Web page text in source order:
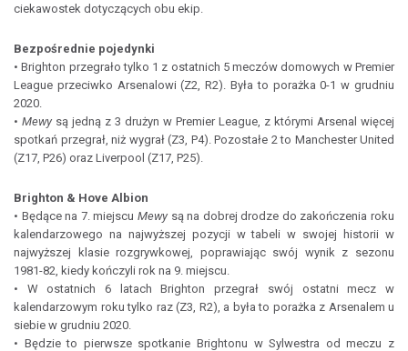
ciekawostek dotyczących obu ekip.
Bezpośrednie pojedynki
• Brighton przegrało tylko 1 z ostatnich 5 meczów domowych w Premier
League przeciwko Arsenalowi (Z2, R2). Była to porażka 0-1 w grudniu
2020.
• Mewysą jedną z 3 drużyn w Premier League, z którymi Arsenal więcej
spotkań przegrał, niż wygrał (Z3, P4). Pozostałe 2 to Manchester United
(Z17, P26) oraz Liverpool (Z17, P25).
Brighton & Hove Albion
• Będące na 7. miejscu Mewysą na dobrej drodze do zakończenia roku
kalendarzowego na najwyższej pozycji w tabeli w swojej historii w
najwyższej klasie rozgrywkowej, poprawiając swój wynik z sezonu
1981-82, kiedy kończyli rok na 9. miejscu.
• W ostatnich 6 latach Brighton przegrał swój ostatni mecz w
kalendarzowym roku tylko raz (Z3, R2), a była to porażka z Arsenalem u
siebie w grudniu 2020.
• Będzie to pierwsze spotkanie Brightonu w Sylwestra od meczu z